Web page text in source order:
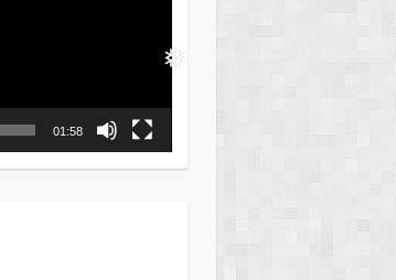
❅
01:58